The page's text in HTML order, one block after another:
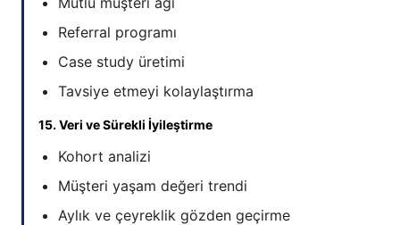
Referral programı
Case study üretimi
Tavsiye etmeyi kolaylaştırma
15. Veri ve Sürekli İyileştirme
Kohort analizi
Müşteri yaşam değeri trendi
Aylık ve çeyreklik gözden geçirme